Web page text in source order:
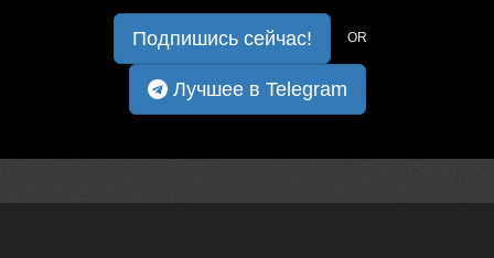
Подпишись сейчас! OR
Лучшее в Telegram